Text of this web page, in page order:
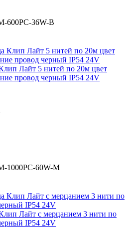
600PC-36W-B
Лайт 5 нитей по 20м цвет
провод черный IP54 24V
1000PC-60W-М
Лайт с мерцанием 3 нити по
IP54 24V